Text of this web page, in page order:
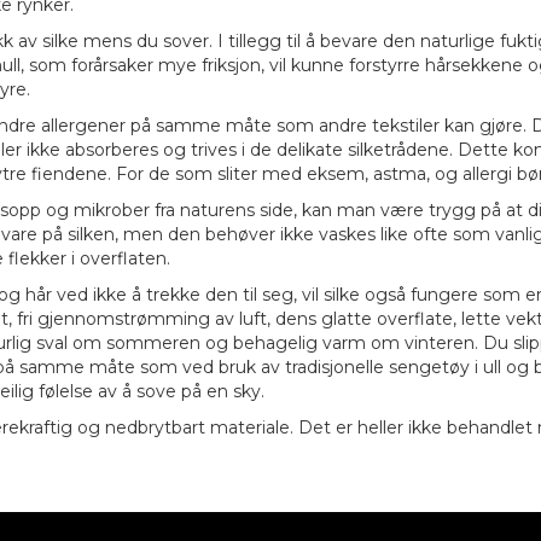
rynker.
av silke mens du sover. I tillegg til å bevare den naturlige
som forårsaker mye friksjon, vil kunne forstyrre
allergener på samme måte som andre tekstiler kan
ikke absorberes og trives i de delikate silketrådene. Dette
fiendene. For de som sliter med eksem, astma, og allergi
og mikrober fra naturens side, kan man være trygg på at
på silken, men den behøver ikke vaskes like ofte som
i overflaten.
hår ved ikke å trekke den til seg, vil silke også fungere som
fri gjennomstrømming av luft, dens glatte overflate, lette
sval om sommeren og behagelig varm om vinteren. Du
samme måte som ved bruk av tradisjonelle sengetøy i ull
følelse av å sove på en sky.
og nedbrytbart materiale. Det er heller ikke